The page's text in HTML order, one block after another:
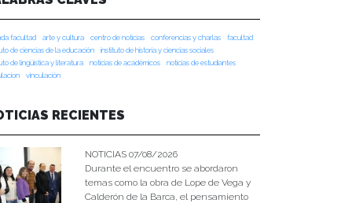
facultad arte y cultura centro de noticias conferencias y charlas
facultad
de ciencias de la educación
instituto de historia y ciencias sociales
de lingüística y literatura
noticias de académicos
noticias de estudiantes
vinculación
RECIENTES
NOTICIAS 07/08/2026
Durante el encuentro se abordaron
temas como la obra de Lope de Vega y
Calderón de la Barca, el pensamiento